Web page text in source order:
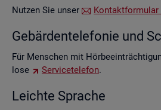
Nut­zen Sie unser Kon­takt­for­mu­lar
Ge­bär­den­te­le­fo­nie und
Für Men­schen mit
lo­se
Ser­vice­te­le­fon.
Leich­te Spra­che